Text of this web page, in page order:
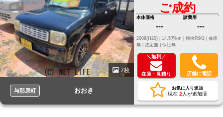
7枚
与那原町 おおき
ご成約
本体価格
---
諸費用
---
修復
無 | 法定無 | 保証無
＼無料／
在庫・見積り 店舗に電話
お気に入り追加
現在 2 人が追加済